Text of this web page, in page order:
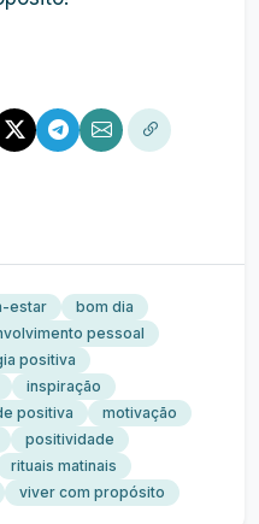
estar
bom dia
pessoal
positiva
inspiração
positiva
motivação
positividade
rituais matinais
viver com propósito